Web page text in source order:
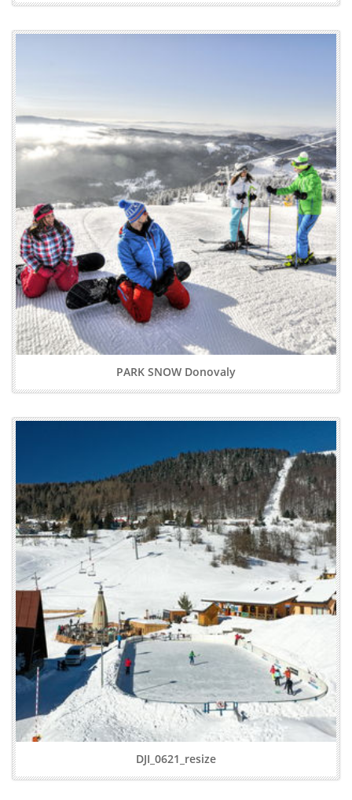
PARK SNOW Donovaly
DJI_0621_resize